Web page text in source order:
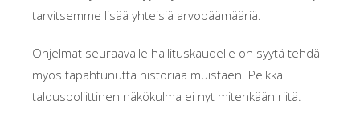
tarvitsemme lisää yhteisiä arvopäämääriä.
Ohjelmat seuraavalle hallituskaudelle on syytä tehdä
myös tapahtunutta historiaa muistaen. Pelkkä
talouspoliittinen näkökulma ei nyt mitenkään riitä.